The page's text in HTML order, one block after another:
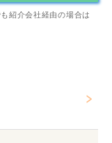
紹介会社経由の場合は